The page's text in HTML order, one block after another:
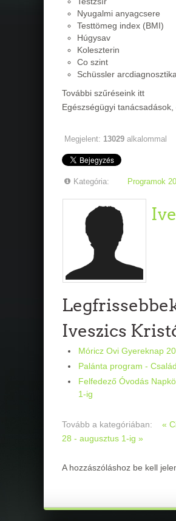
Nyugalmi anyagcsere
Testtömeg index (BMI)
Húgysav
Koleszterin
Co szint
Schüssler arcdiagnosztika
További szűréseink itt
Egészségügyi
Megjelent: 13029 alkalommal
Kategória: Programok
Iveszics
Móricz Ovi Gyereknap
Palánta program -
Felfedező Óvodás
1-ig
Tovább a kategóriában: «
28 - augusztus 1-ig »
A hozzászóláshoz be kell